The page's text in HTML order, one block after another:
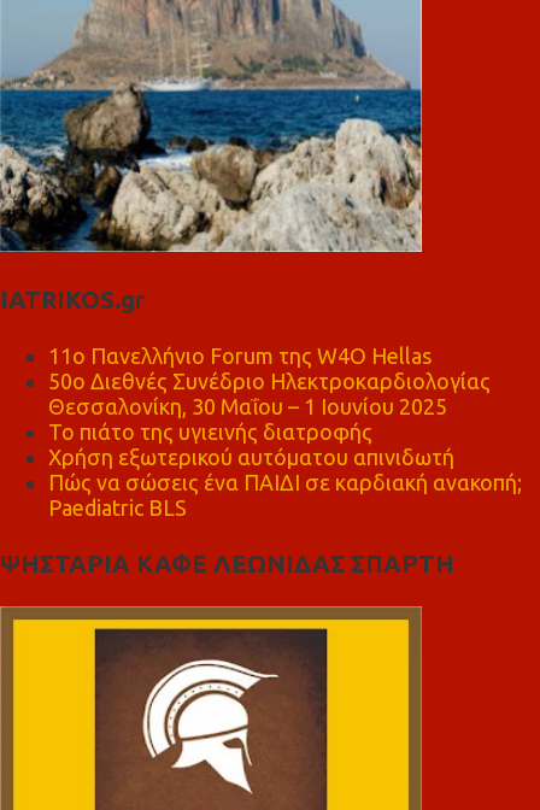
IATRIKOS.gr
11ο Πανελλήνιο Forum της W4O Hellas
50ο Διεθνές Συνέδριο Ηλεκτροκαρδιολογίας
Θεσσαλονίκη, 30 Μαΐου – 1 Ιουνίου 2025
Το πιάτο της υγιεινής διατροφής
Χρήση εξωτερικού αυτόματου απινιδωτή
Πώς να σώσεις ένα ΠΑΙΔΙ σε καρδιακή ανακοπή;
Paediatric BLS
ΨΗΣΤΑΡΙΑ ΚΑΦΕ ΛΕΩΝΙΔΑΣ ΣΠΑΡΤΗ